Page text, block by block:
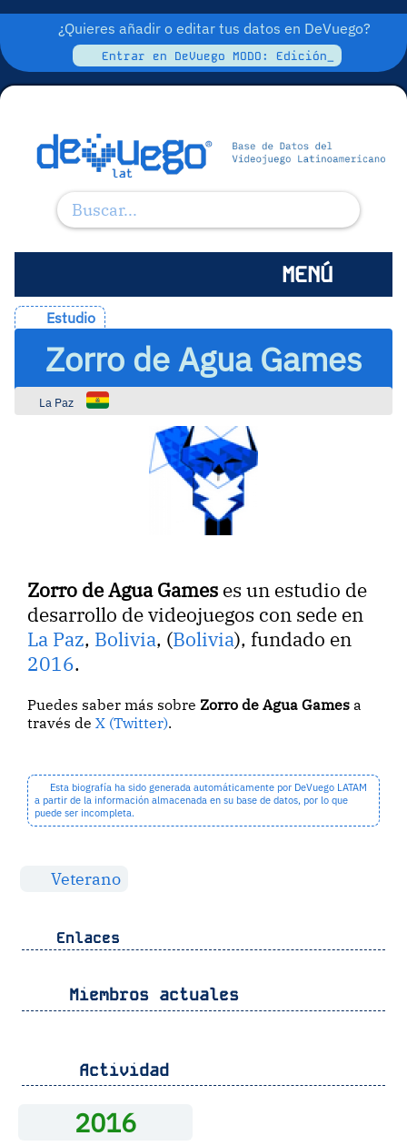
¿Quieres añadir o editar tus datos en DeVuego?
Entrar en DeVuego MODO: Edición_
MENÚ
Estudio
Zorro de Agua Games
La Paz
Zorro de Agua Games es un estudio de
desarrollo de videojuegos con sede en
La Paz, Bolivia, (Bolivia), fundado en
2016.
Puedes saber más sobre Zorro de Agua Games a
través deX (Twitter).
Esta biografía ha sido generada automáticamente por DeVuego LATAM
a partir de la información almacenada en su base de datos, por lo que
puede ser incompleta.
Veterano
Enlaces
Miembros actuales
Actividad
2016